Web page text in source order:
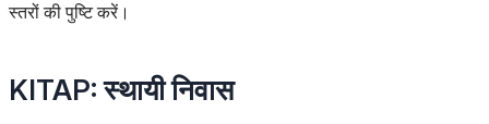
स्तरों की पुष्टि करें।
KITAP: स्थायी निवास